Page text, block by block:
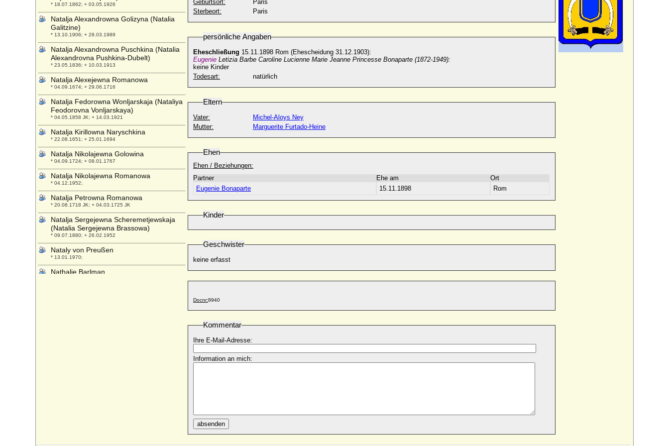
Geburtsort:
Paris
Sterbeort:
Paris
persönliche Angaben
Eheschließung 15.11.1898 Rom (Ehescheidung 31.12.1903):
Eugenie Letizia Barbe Caroline Lucienne Marie Jeanne Princesse Bonaparte (1872-1949):
keine Kinder
Todesart:
natürlich
Eltern
Vater:
Michel-Aloys Ney
Mutter:
Marguerite Furtado-Heine
Ehen
Ehen / Beziehungen:
Partner
Ehe am
Ort
Eugenie Bonaparte
15.11.1898 Rom
Kinder
Geschwister
keine erfasst
Docnr:8940
Kommentar
Ihre E-Mail-Adresse:
Information an mich:
absenden
* 18.07.1862; + 03.05.1926
Natalja Alexandrowna Golizyna (Natalia
Galitzine)
* 13.10.1906; + 28.03.1989
Natalja Alexandrowna Puschkina (Natalia
Alexandrovna Pushkina-Dubelt)
* 23.05.1836; + 10.03.1913
Natalja Alexejewna Romanowa
* 04.09.1674; + 29.06.1716
Natalja Fedorowna Wonljarskaja (Nataliya
Feodorovna Vonljarskaya)
* 04.05.1858 JK; + 14.03.1921
Natalja Kirillowna Naryschkina
* 22.08.1651; + 25.01.1694
Natalja Nikolajewna Golowina
* 04.09.1724; + 08.01.1767
Natalja Nikolajewna Romanowa
* 04.12.1952;
Natalja Petrowna Romanowa
* 20.08.1718 JK; + 04.03.1725 JK
Natalja Sergejewna Scheremetjewskaja
(Natalia Sergejewna Brassowa)
* 09.07.1880; + 26.02.1952
Nataly von Preußen
* 13.01.1970;
Nathalie Barlman
* 15.05.1981;